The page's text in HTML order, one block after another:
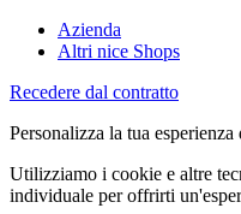
Azienda
Altri nice Shops
Recedere dal contratto
Personalizza la tua
Utilizziamo i cookie e altre
individuale per offrirti